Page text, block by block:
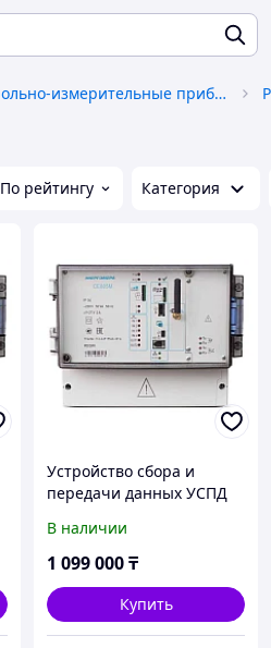
Контрольно-измерительные приборы
По рейтингу Категория
Устройство сбора и
передачи данных УСПД
В наличии
1 099 000₸
Купить